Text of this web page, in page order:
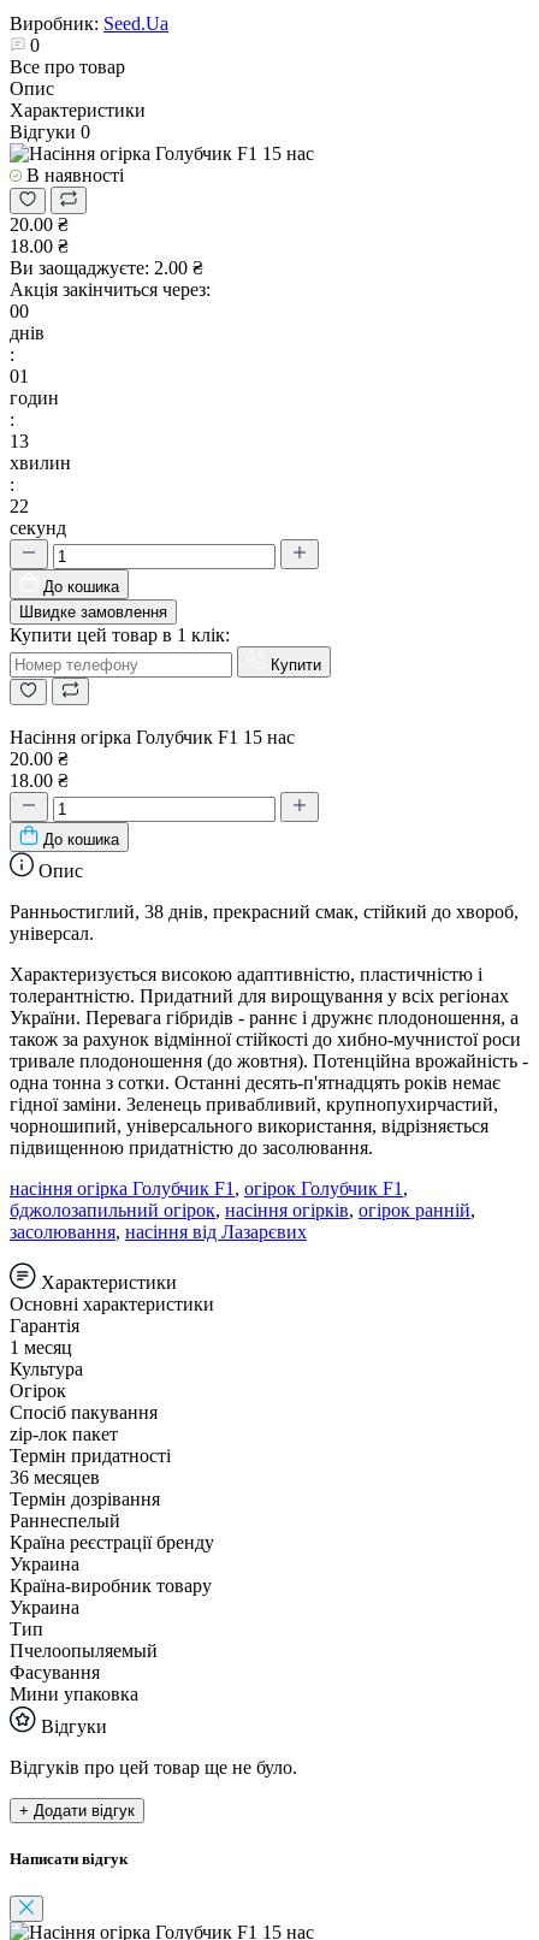
Виробник: Seed.Ua
0
Все про товар
Опис
Характеристики
Відгуки 0
В наявності
20.00 ₴
18.00 ₴
Ви заощаджуєте: 2.00 ₴
Акція закінчиться через:
00
днів
:
01
годин
:
13
хвилин
:
21
секунд
До кошика
Швидке замовлення
Купити цей товар в 1 клік:
Купити
Насіння огірка Голубчик F1 15 нас
20.00 ₴
18.00 ₴
До кошика
Опис
Ранньостиглий, 38 днів, прекрасний смак, стійкий до хвороб,
універсал.
Характеризується високою адаптивністю, пластичністю і
толерантністю. Придатний для вирощування у всіх регіонах
України. Перевага гібридів - раннє і дружнє плодоношення, а
також за рахунок відмінної стійкості до хибно-мучнистої роси
тривале плодоношення (до жовтня). Потенційна врожайність -
одна тонна з сотки. Останні десять-п'ятнадцять років немає
гідної заміни. Зеленець привабливий, крупнопухирчастий,
чорношипий, універсального використання, відрізняється
підвищенною придатністю до засолювання.
насіння огірка Голубчик F1 , огірок Голубчик F1 ,
бджолозапильний огірок, насіння огірків, огірок ранній,
засолювання, насіння від Лазарєвих
Характеристики
Основні характеристики
Гарантія
1 месяц
Культура
Огірок
Спосіб пакування
zip-лок пакет
Термін придатності
36 месяцев
Термін дозрівання
Раннеспелый
Країна реєстрації бренду
Украина
Країна-виробник товару
Украина
Тип
Пчелоопыляемый
Фасування
Мини упаковка
Відгуки
Відгуків про цей товар ще не було.
+ Додати відгук
Написати відгук